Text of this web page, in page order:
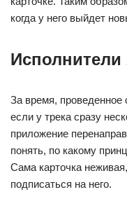
когда у него выйдет
За время, проведенное
если у трека сразу
приложение
понять, по какому
Сама карточка
подписаться на него.